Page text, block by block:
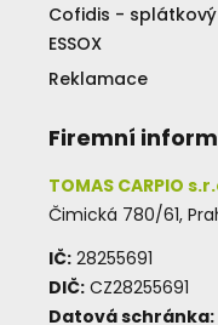
Cofidis -
ESSOX
Reklamace
Firemní
TOMAS CARPIO
Čimická 780/61,
IČ: 28255691
DIČ: CZ28255691
Datová schránka: